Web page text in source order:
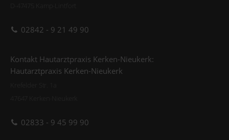
02842 - 9 21 49 90
Kontakt Hautarztpraxis Kerken-Nieukerk:
Hautarztpraxis Kerken-Nieukerk
02833 - 9 45 99 90